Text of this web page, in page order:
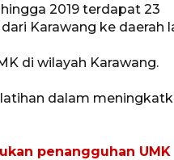
2019 terdapat 23
Karawang ke daerah
di wilayah Karawang.
dalam
penangguhan UMK